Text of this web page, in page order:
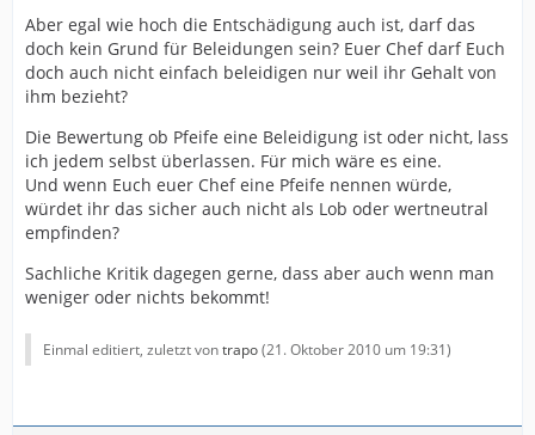
Aber egal wie hoch die Entschädigung auch ist, darf das
doch kein Grund für Beleidungen sein? Euer Chef darf Euch
doch auch nicht einfach beleidigen nur weil ihr Gehalt von
ihm bezieht?
Die Bewertung ob Pfeife eine Beleidigung ist oder nicht, lass
ich jedem selbst überlassen. Für mich wäre es eine.
Und wenn Euch euer Chef eine Pfeife nennen würde,
würdet ihr das sicher auch nicht als Lob oder wertneutral
empfinden?
Sachliche Kritik dagegen gerne, dass aber auch wenn man
weniger oder nichts bekommt!
Einmal editiert, zuletzt vontrapo(21. Oktober 2010 um 19:31)